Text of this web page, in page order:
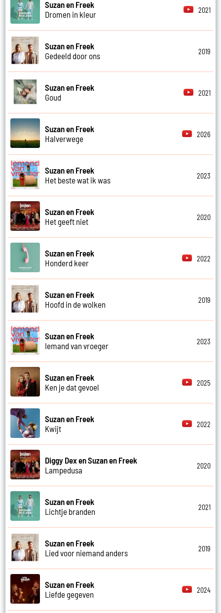
Suzan en Freek
Dromen in kleur
2021
Suzan en Freek
Gedeeld door ons
2019
Suzan en Freek
Goud
2021
Suzan en Freek
Halverwege
2026
Suzan en Freek
Het beste wat ik was
2023
Suzan en Freek
Het geeft niet
2020
Suzan en Freek
Honderd keer
2022
Suzan en Freek
Hoofd in de wolken
2019
Suzan en Freek
Iemand van vroeger
2023
Suzan en Freek
Ken je dat gevoel
2025
Suzan en Freek
Kwijt
2022
Diggy Dex en Suzan en Freek
Lampedusa
2020
Suzan en Freek
Lichtje branden
2021
Suzan en Freek
Lied voor niemand anders
2019
Suzan en Freek
Liefde gegeven
2024